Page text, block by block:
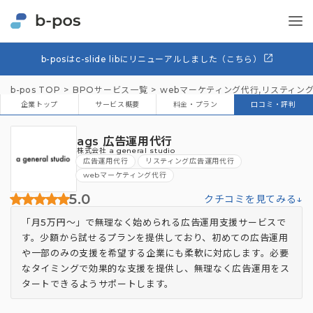
b-posはc-slide libにリニューアルしました（こちら）
b-pos TOP BPOサービス一覧 webマーケティング代行, リスティン
企業トップ サービス概要 料金・プラン 口コミ・評判
ags 広告運用代行
株式会社 a general studio
広告運用代行
リスティング広告運用代行
webマーケティング代行
5.0 クチコミを見てみる↓
「月5万円〜」で無理なく始められる広告運用支援サービスで
す。少額から試せるプランを提供しており、初めての広告運用
や一部のみの支援を希望する企業にも柔軟に対応します。必要
なタイミングで効果的な支援を提供し、無理なく広告運用をス
タートできるようサポートします。